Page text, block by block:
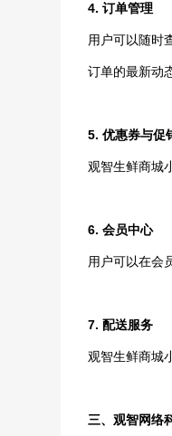
4. 订单管理
用户可以随时
订单的最新动
5. 优惠券与促
观智生鲜商城
6. 会员中心
用户可以在会
7. 配送服务
观智生鲜商城
三、观智网络